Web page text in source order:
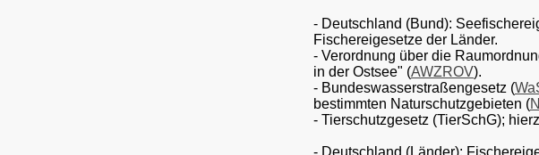
- Deutschland (Bund):
Fischereigesetze der Länder.
- Verordnung über die
in der Ostsee" (AWZROV).
- Bundeswasserstraßengesetz (
bestimmten Naturschutzgebieten (
- Tierschutzgesetz (TierSchG);
- Deutschland (Länder):